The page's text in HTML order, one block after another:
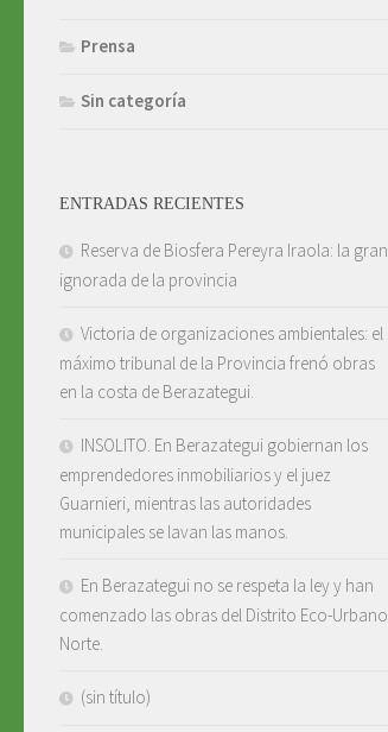
Prensa
Sin categoría
ENTRADAS RECIENTES
Reserva de Biosfera Pereyra Iraola: la gran
ignorada de la provincia
Victoria de organizaciones ambientales: el
máximo tribunal de la Provincia frenó obras
en la costa de Berazategui.
INSOLITO. En Berazategui gobiernan los
emprendedores inmobiliarios y el juez
Guarnieri, mientras las autoridades
municipales se lavan las manos.
En Berazategui no se respeta la ley y han
comenzado las obras del Distrito Eco-Urbano
Norte.
(sin título)